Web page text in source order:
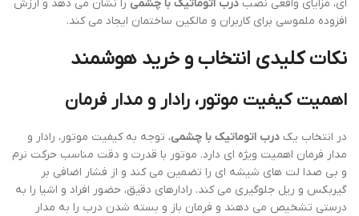
ای، مزایای واقعی نصب درب اتوماتیک با چشمی را نشان می دهد و ارزش
افزوده ملموسی برای کاربران و مالکین ساختمان ایجاد می کند.
نکات کلیدی انتخاب و خرید هوشمند
اهمیت کیفیت موتور، رادار و مدار فرمان
در انتخاب یک درب اتوماتیک با چشمی، توجه به کیفیت موتور، رادار و
مدار فرمان اهمیت ویژه ای دارد. موتور با قدرت و دقت مناسب حرکت نرم
و بی صدا لت های شیشه ای را تضمین می کند و از فشار اضافی بر
گیربکس و ریل جلوگیری می کند. رادارهای دقیق، حضور افراد و اشیا را به
درستی تشخیص می دهند و فرمان باز و بسته شدن درب را به مدار